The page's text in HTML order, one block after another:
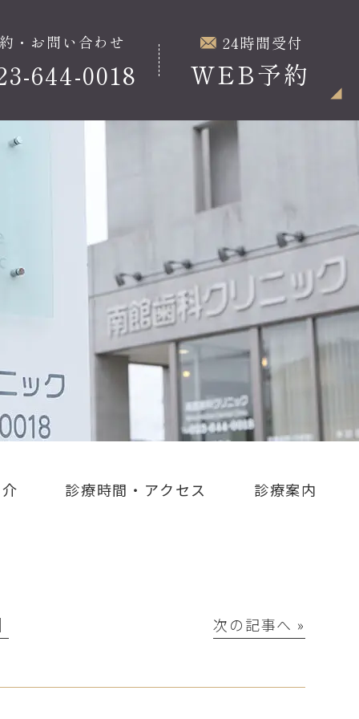
・お問い合わせ
644-0018
24時間受付
WEB予約
診療時間・アクセス 診療案内
次の記事へ »